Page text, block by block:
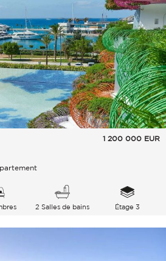
1 200 000 EUR
2 Salles de bains Étage 3